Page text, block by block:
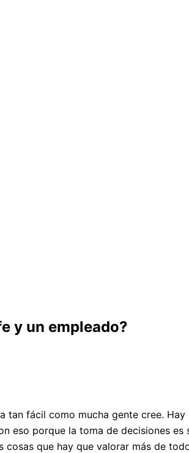
y un empleado?
fácil como mucha gente cree.
eso porque la toma de decisiones
que hay que valorar más de